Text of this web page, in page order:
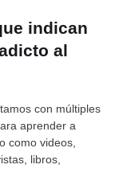
indican
al
con múltiples
aprender a
como videos,
libros,